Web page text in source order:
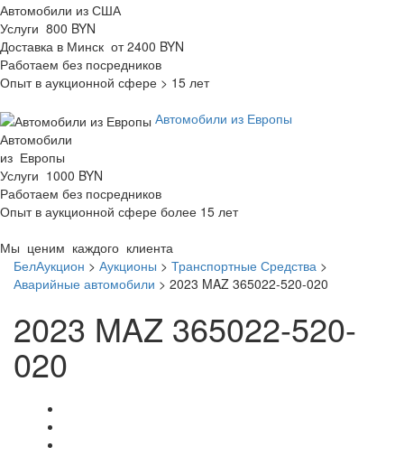
Автомобили из США
Услуги 800 BYN
Доставка в Минск от 2400 BYN
Работаем без посредников
Опыт в аукционной сфере > 15 лет
Автомобили из Европы
Автомобили
из Европы
Услуги 1000 BYN
Работаем без посредников
Опыт в аукционной сфере более 15 лет
Мы ценим каждого клиента
БелАукцион > Аукционы > Транспортные Средства >
Аварийные автомобили > 2023 MAZ 365022-520-020
2023 MAZ 365022-520-
020